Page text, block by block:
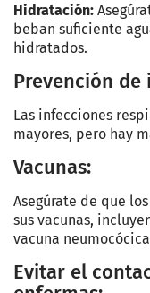
Hidratación:
beban suficiente
hidratados.
Prevención
Las infecciones
mayores, pero hay
Vacunas:
Asegúrate de que
sus vacunas,
vacuna
Evitar el